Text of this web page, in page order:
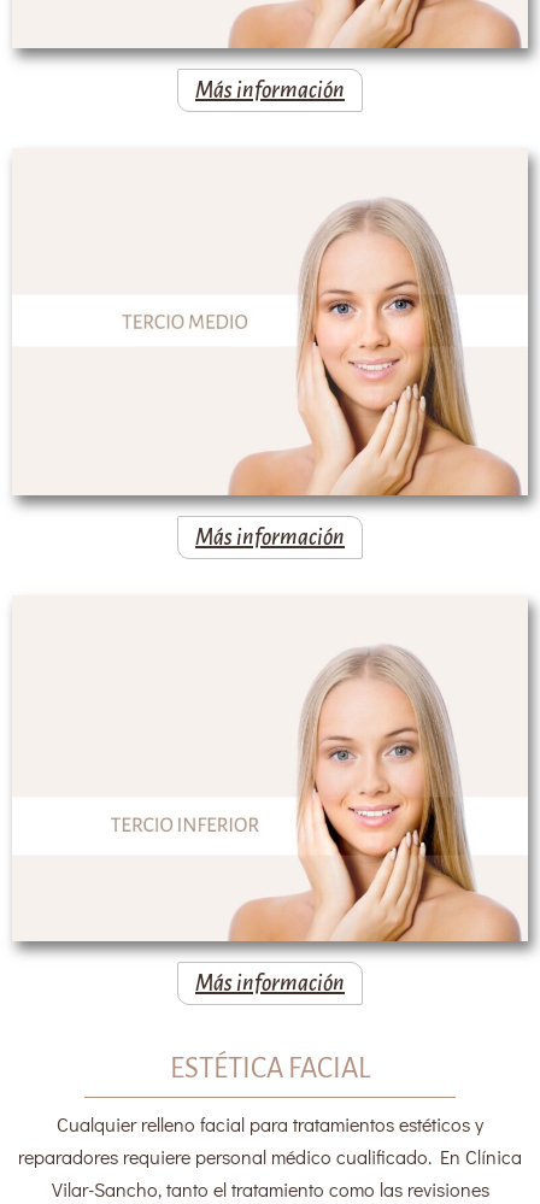
Más información
Más información
Más información
ESTÉTICA FACIAL
Cualquier relleno facial para tratamientos estéticos y
reparadores requiere personal médico cualificado. En Clínica
Vilar-Sancho, tanto el tratamiento como las revisiones